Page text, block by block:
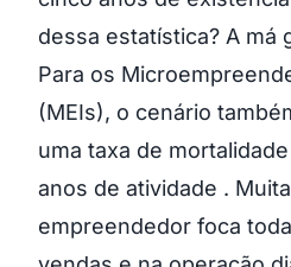
dessa estatística? A má
Para os
(MEIs), o cenário
uma taxa de
anos de atividade .
empreendedor foca